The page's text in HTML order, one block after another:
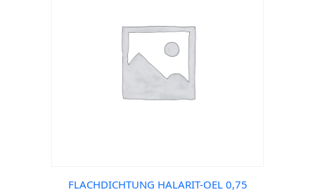
FLACHDICHTUNG HALARIT-OEL 0,75